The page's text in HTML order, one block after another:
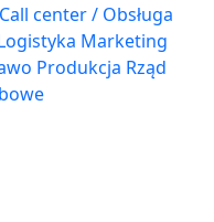
Call center / Obsługa
Marketing
Produkcja Rząd